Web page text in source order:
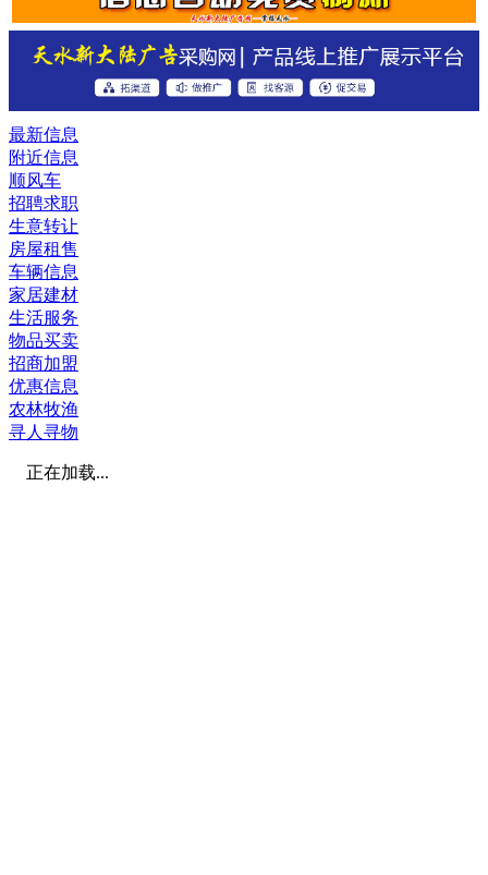
最新信息
附近信息
顺风车
招聘求职
生意转让
房屋租售
车辆信息
家居建材
生活服务
物品买卖
招商加盟
优惠信息
农林牧渔
寻人寻物
正在加载...